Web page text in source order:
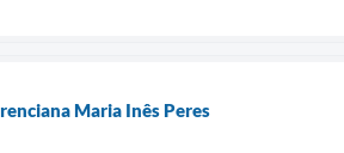
Maria Inês Peres